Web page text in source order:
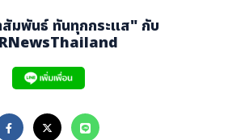
สัมพันธ์ ทันทุกกระแส" กับ